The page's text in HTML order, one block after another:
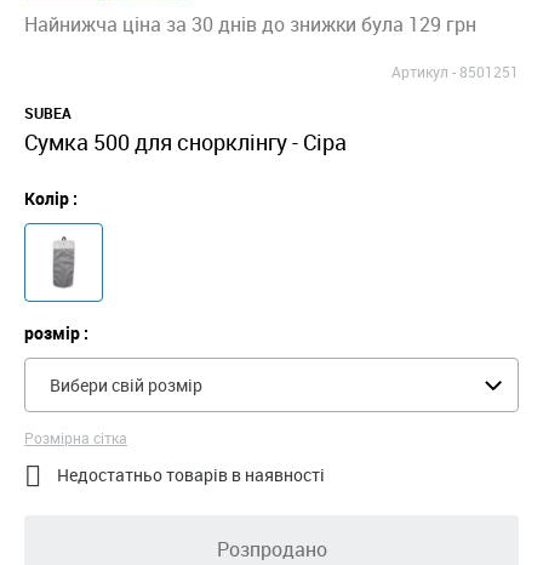
Найнижча ціна за 30 днів до знижки була 129 грн
Артикул -8501251
SUBEA
Сумка 500 для снорклінгу - Сіра
Колір :
розмір :
Вибери свій розмір
Розмірна сітка
 Недостатньо товарів в наявності
Розпродано